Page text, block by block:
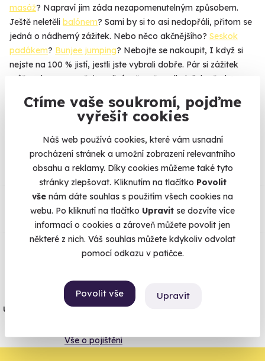
Ctíme vaše soukromí, pojďme
vyřešit cookies
Náš web používá cookies, které vám usnadní
procházení stránek a umožní zobrazení relevantního
obsahu a reklamy. Díky cookies můžeme také tyto
stránky zlepšovat. Kliknutím na tlačítko Povolit
vše nám dáte souhlas s použitím všech cookies na
webu. Po kliknutí na tlačítko Upravit se dozvíte více
informací o cookies a zároveň můžete povolit jen
některé z nich. Váš souhlas můžete kdykoliv odvolat
pomocí odkazu v patičce.
Povolit vše Upravit
masáž? Napraví jim záda nezapomenutelným způsobem.
Ještě neletěli balónem? Sami by si to asi nedopřáli, přitom se
jedná o nádherný zážitek. Nebo něco akčnějšího? Seskok
padákem? Bunjee jumping? Nebojte se nakoupit, I když si
nejste na 100 % jistí, jestli jste vybrali dobře. Pár si zážitek
může zdarma vyměnit za jiný, přesně podle jejich představ.
Na heureka.cz
máme
96% spokojenost zákazníků.
Co si o nás myslí
Zobraz ohlasy
Vše umíme pojistit
Jeden nikdy neví. Máme nejvyšší
úrazové pojištění z nabídky zážitkových
Vše o pojištění